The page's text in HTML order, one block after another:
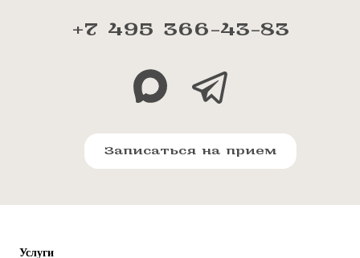
+7 495 366-43-83
Записаться на прием
Услуги